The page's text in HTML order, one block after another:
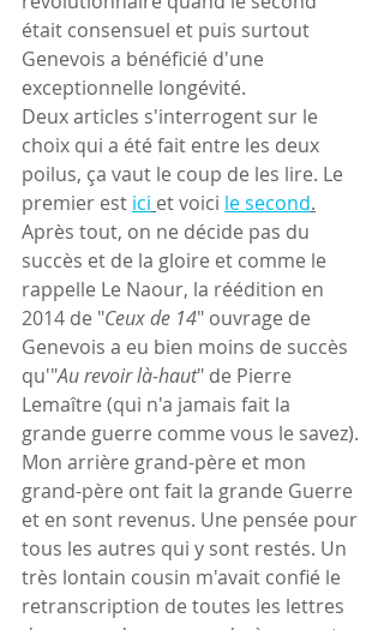
était consensuel et puis surtout
Genevois a bénéficié d'une
exceptionnelle longévité.
Deux articles s'interrogent sur le
choix qui a été fait entre les deux
poilus, ça vaut le coup de les lire. Le
premier est ici et voici le second.
Après tout, on ne décide pas du
succès et de la gloire et comme le
rappelle Le Naour, la réédition en
2014 de "Ceux de 14" ouvrage de
Genevois a eu bien moins de succès
qu'"Au revoir là-haut" de Pierre
Lemaître (qui n'a jamais fait la
grande guerre comme vous le savez).
Mon arrière grand-père et mon
grand-père ont fait la grande Guerre
et en sont revenus. Une pensée pour
tous les autres qui y sont restés. Un
très lontain cousin m'avait confié le
retranscription de toutes les lettres